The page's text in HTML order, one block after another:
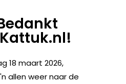
18 maart 2026,
allen weer naar de